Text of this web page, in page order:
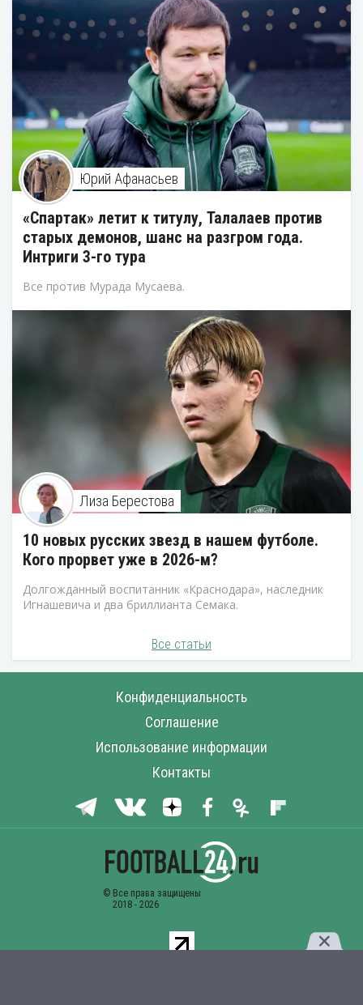
Юрий Афанасьев
«Спартак» летит к титулу, Талалаев против
старых демонов, шанс на разгром года.
Интриги 3-го тура
Все против Мурада Мусаева.
Лиза Берестова
10 новых русских звезд в нашем футболе.
Кого прорвет уже в 2026-м?
Долгожданный воспитанник «Краснодара», наследник
Игнашевича и два бриллианта Семака.
Все статьи
Конфиденциальность
Соглашение
Использование информации
Контакты